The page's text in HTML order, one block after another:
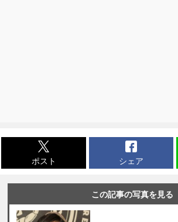
ポスト シェア
この記事の写真を見る